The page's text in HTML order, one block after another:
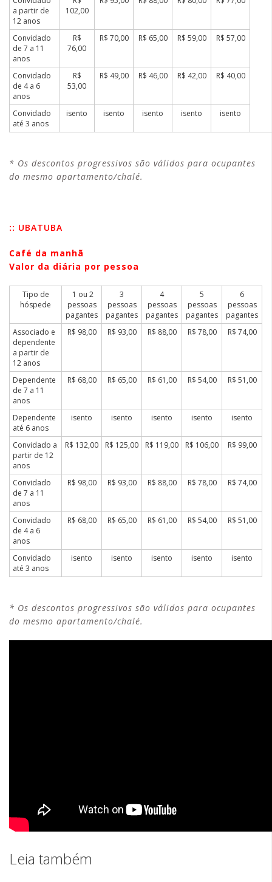
a partir de
12 anos
102,00
Convidado
de 7 a 11
anos
R$
76,00
R$ 70,00 R$ 65,00 R$ 59,00 R$ 57,00
Convidado
de 4 a 6
anos
R$
53,00
R$ 49,00 R$ 46,00 R$ 42,00 R$ 40,00
Convidado
até 3 anos
isento isento isento isento isento
* Os descontos progressivos são válidos para ocupantes
do mesmo apartamento/chalé.
:: UBATUBA
Café da manhã
Valor da diária por pessoa
Tipo de
hóspede
1 ou 2
pessoas
pagantes
3
pessoas
pagantes
4
pessoas
pagantes
5
pessoas
pagantes
6
pessoas
pagantes
Associado e
dependente
a partir de
12 anos
R$ 98,00 R$ 93,00 R$ 88,00 R$ 78,00 R$ 74,00
Dependente
de 7 a 11
anos
R$ 68,00 R$ 65,00 R$ 61,00 R$ 54,00 R$ 51,00
Dependente
até 6 anos
isento isento isento isento isento
Convidado a
partir de 12
anos
R$ 132,00 R$ 125,00 R$ 119,00 R$ 106,00 R$ 99,00
Convidado
de 7 a 11
anos
R$ 98,00 R$ 93,00 R$ 88,00 R$ 78,00 R$ 74,00
Convidado
de 4 a 6
anos
R$ 68,00 R$ 65,00 R$ 61,00 R$ 54,00 R$ 51,00
Convidado
até 3 anos
isento isento isento isento isento
* Os descontos progressivos são válidos para ocupantes
do mesmo apartamento/chalé.
Leia também